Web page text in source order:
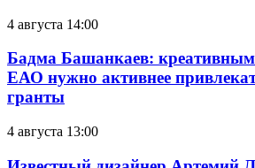
4 августа 14:00
Бадма Башанкаев:
ЕАО нужно активнее
гранты
4 августа 13:00